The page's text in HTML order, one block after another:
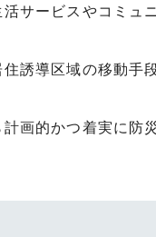
サービスやコミュ
誘導区域の移動手
画的かつ着実に防